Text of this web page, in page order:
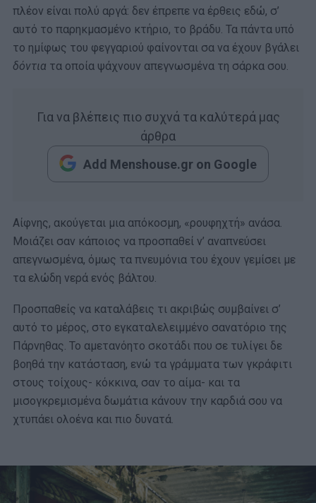
πλέον είναι πολύ αργά: δεν έπρεπε να έρθεις εδώ, σ’
αυτό το παρηκμασμένο κτήριο, το βράδυ. Τα πάντα υπό
το ημίφως του φεγγαριού φαίνονται σα να έχουν βγάλει
δόντια τα οποία ψάχνουν απεγνωσμένα τη σάρκα σου.
Για να βλέπεις πιο συχνά τα καλύτερά μας
άρθρα
Add Menshouse.gr on Google
Αίφνης, ακούγεται μια απόκοσμη, «ρουφηχτή» ανάσα.
Μοιάζει σαν κάποιος να προσπαθεί ν’ αναπνεύσει
απεγνωσμένα, όμως τα πνευμόνια του έχουν γεμίσει με
τα ελώδη νερά ενός βάλτου.
Προσπαθείς να καταλάβεις τι ακριβώς συμβαίνει σ’
αυτό το μέρος, στο εγκαταλελειμμένο σανατόριο της
Πάρνηθας. Το αμετανόητο σκοτάδι που σε τυλίγει δε
βοηθά την κατάσταση, ενώ τα γράμματα των γκράφιτι
στους τοίχους- κόκκινα, σαν το αίμα- και τα
μισογκρεμισμένα δωμάτια κάνουν την καρδιά σου να
χτυπάει ολοένα και πιο δυνατά.